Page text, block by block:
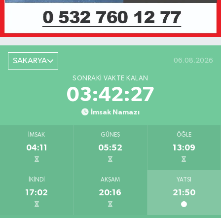
SAKARYA 06.08.2026
SONRAKI VAKTE KALAN
03:42:27
İmsak Namazı
İMSAK
04:11
GÜNEŞ
05:52
ÖĞLE
13:09
İKINDI
17:02
AKŞAM
20:16
YATSI
21:50